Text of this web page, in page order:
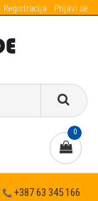
Registracija Prijavi se
0
+387 63 345 166